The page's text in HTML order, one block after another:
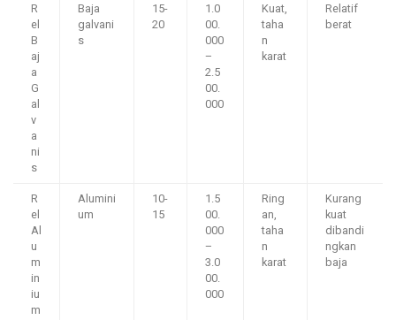
R
el
B
aj
a
G
al
v
a
ni
s
Baja
galvani
s
15-
20
1.0
00.
000
–
2.5
00.
000
Kuat,
taha
n
karat
Relatif
berat
R
el
Al
u
m
in
iu
m
Alumini
um
10-
15
1.5
00.
000
–
3.0
00.
000
Ring
an,
taha
n
karat
Kurang
kuat
dibandi
ngkan
baja